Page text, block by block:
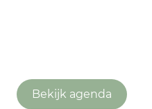
Bekijk agenda